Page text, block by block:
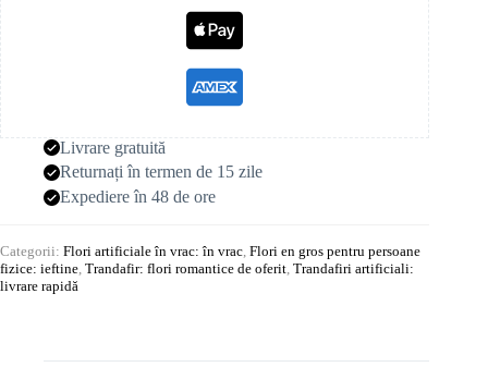
Livrare gratuită
Returnați în termen de 15 zile
Expediere în 48 de ore
Categorii: Flori artificiale în vrac: în vrac, Flori en gros pentru persoane
fizice: ieftine, Trandafir: flori romantice de oferit, Trandafiri artificiali:
livrare rapidă